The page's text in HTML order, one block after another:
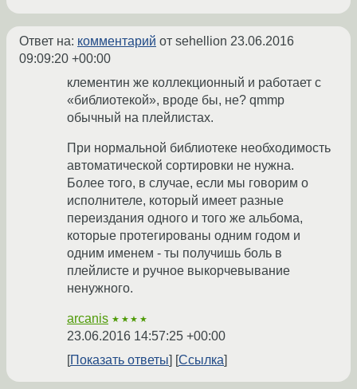
Ответ на: комментарий от sehellion 23.06.2016
09:09:20 +00:00
клементин же коллекционный и работает с
«библиотекой», вроде бы, не? qmmp
обычный на плейлистах.
При нормальной библиотеке необходимость
автоматической сортировки не нужна.
Более того, в случае, если мы говорим о
исполнителе, который имеет разные
переиздания одного и того же альбома,
которые протегированы одним годом и
одним именем - ты получишь боль в
плейлисте и ручное выкорчевывание
ненужного.
arcanis ★★★★
23.06.2016 14:57:25 +00:00
Показать ответы
Ссылка